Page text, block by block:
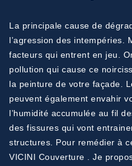
La principale cause de
l’agression des intempéries.
facteurs qui entrent en jeu.
pollution qui cause ce
la peinture de votre façade.
peuvent également envahir
l’humidité accumulée au fil
des fissures qui vont
structures. Pour remédier à
VICINI Couverture . Je